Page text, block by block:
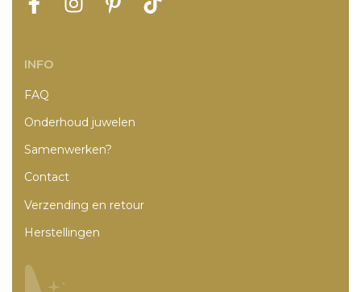
INFO
FAQ
Onderhoud juwelen
Samenwerken?
Contact
Verzending en retour
Herstellingen